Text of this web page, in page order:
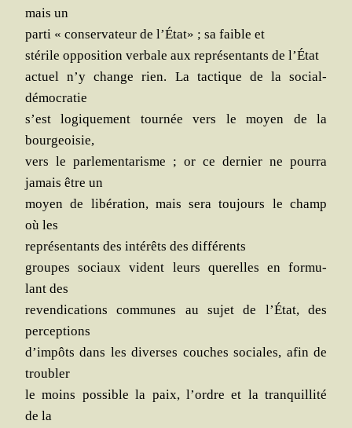
mais un
par­ti « conser­va­teur de l’État» ; sa faible et
sté­rile oppo­si­tion ver­bale aux repré­sen­tants de l’État
actuel n’y change rien. La tac­tique de la social-
démocratie
s’est logi­que­ment tour­née vers le moyen de la
bourgeoisie,
vers le par­le­men­ta­risme ; or ce der­nier ne pour­ra
jamais être un
moyen de libé­ra­tion, mais sera tou­jours le champ
où les
repré­sen­tants des inté­rêts des différents
groupes sociaux vident leurs que­relles en for­mu­
lant des
reven­di­ca­tions com­munes au sujet de l’État, des
perceptions
d’impôts dans les diverses couches sociales, afin de
troubler
le moins pos­sible la paix, l’ordre et la tran­quilli­té
de la